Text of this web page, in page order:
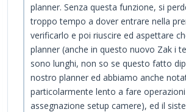
planner. Senza questa funzione, si
troppo tempo a dover entrare nella
verificarlo e poi riuscire ed aspettare
planner (anche in questo nuovo Zak i
sono lunghi, non so se questo fatto
nostro planner ed abbiamo anche
particolarmente lento a fare
assegnazione setup camere), ed il